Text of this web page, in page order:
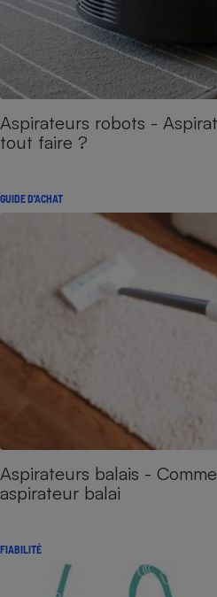
Aspirateurs robots -
tout faire ?
GUIDE D'ACHAT
Aspirateurs balais -
aspirateur balai
FIABILITÉ